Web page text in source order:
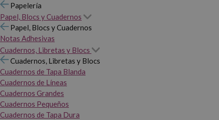
Papelería
Papel, Blocs y Cuadernos
Papel, Blocs y Cuadernos
Notas Adhesivas
Cuadernos, Libretas y Blocs
Cuadernos, Libretas y Blocs
Cuadernos de Tapa Blanda
Cuadernos de Líneas
Cuadernos Grandes
Cuadernos Pequeños
Cuadernos de Tapa Dura